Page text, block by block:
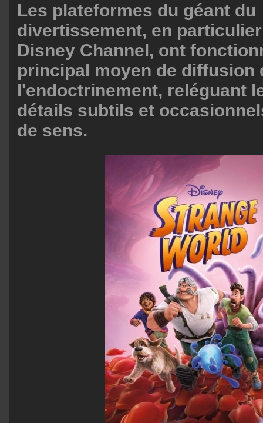
Les plateformes du géant du
divertissement, en
Disney Channel, ont
principal moyen de diffusion
l'endoctrinement, reléguant
détails subtils et
de sens.